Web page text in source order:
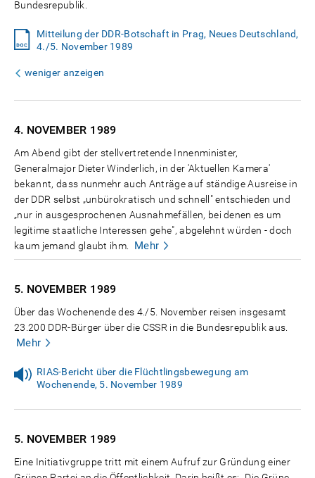
Bundesrepublik.
Mitteilung der DDR-Botschaft in Prag, Neues Deutschland,
4./5. November 1989
weniger anzeigen
4. NOVEMBER 1989
Am Abend gibt der stellvertretende Innenminister,
Generalmajor Dieter Winderlich, in der 'Aktuellen Kamera'
bekannt, dass nunmehr auch Anträge auf ständige Ausreise in
der DDR selbst „unbürokratisch und schnell" entschieden und
„nur in ausgesprochenen Ausnahmefällen, bei denen es um
legitime staatliche Interessen gehe", abgelehnt würden - doch
kaum jemand glaubt ihm.
Mehr
5. NOVEMBER 1989
Über das Wochenende des 4./5. November reisen insgesamt
23.200 DDR-Bürger über die CSSR in die Bundesrepublik aus.
Mehr
RIAS-Bericht über die Flüchtlingsbewegung am
Wochenende, 5. November 1989
5. NOVEMBER 1989
Eine Initiativgruppe tritt mit einem Aufruf zur Gründung einer